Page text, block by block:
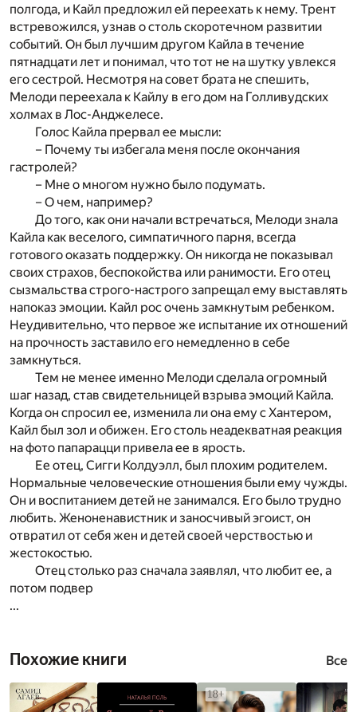
полгода, и Кайл предложил ей переехать к нему. Трент
встревожился, узнав о столь скоротечном развитии
событий. Он был лучшим другом Кайла в течение
пятнадцати лет и понимал, что тот не на шутку увлекся
его сестрой. Несмотря на совет брата не спешить,
Мелоди переехала к Кайлу в его дом на Голливудских
холмах в Лос-Анджелесе.
Голос Кайла прервал ее мысли:
– Почему ты избегала меня после окончания
гастролей?
– Мне о многом нужно было подумать.
– О чем, например?
До того, как они начали встречаться, Мелоди знала
Кайла как веселого, симпатичного парня, всегда
готового оказать поддержку. Он никогда не показывал
своих страхов, беспокойства или ранимости. Его отец
сызмальства строго-настрого запрещал ему выставлять
напоказ эмоции. Кайл рос очень замкнутым ребенком.
Неудивительно, что первое же испытание их отношений
на прочность заставило его немедленно в себе
замкнуться.
Тем не менее именно Мелоди сделала огромный
шаг назад, став свидетельницей взрыва эмоций Кайла.
Когда он спросил ее, изменила ли она ему с Хантером,
Кайл был зол и обижен. Его столь неадекватная реакция
на фото папарацци привела ее в ярость.
Ее отец, Сигги Колдуэлл, был плохим родителем.
Нормальные человеческие отношения были ему чужды.
Он и воспитанием детей не занимался. Его было трудно
любить. Женоненавистник и заносчивый эгоист, он
отвратил от себя жен и детей своей черствостью и
жестокостью.
Отец столько раз сначала заявлял, что любит ее, а
потом подвер
...
Похожие книги Все